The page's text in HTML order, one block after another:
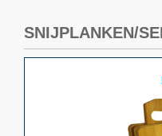
SNIJPLANKEN/